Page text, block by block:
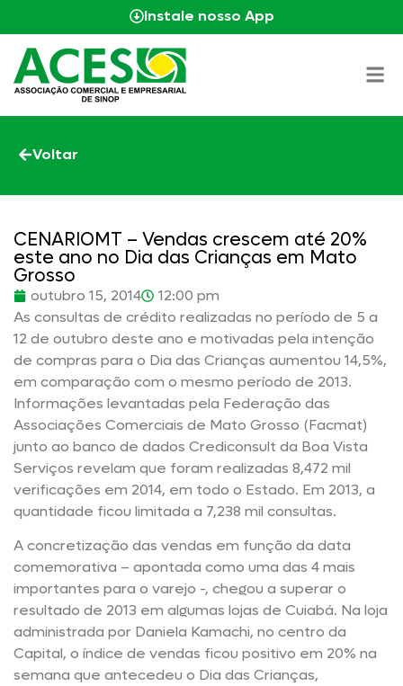
Instale nosso App
Voltar
CENARIOMT – Vendas crescem até 20%
este ano no Dia das Crianças em Mato
Grosso
outubro 15, 2014
12:00 pm
As consultas de crédito realizadas no período de 5 a
12 de outubro deste ano e motivadas pela intenção
de compras para o Dia das Crianças aumentou 14,5%,
em comparação com o mesmo período de 2013.
Informações levantadas pela Federação das
Associações Comerciais de Mato Grosso (Facmat)
junto ao banco de dados Crediconsult da Boa Vista
Serviços revelam que foram realizadas 8,472 mil
verificações em 2014, em todo o Estado. Em 2013, a
quantidade ficou limitada a 7,238 mil consultas.
A concretização das vendas em função da data
comemorativa – apontada como uma das 4 mais
importantes para o varejo -, chegou a superar o
resultado de 2013 em algumas lojas de Cuiabá. Na loja
administrada por Daniela Kamachi, no centro da
Capital, o índice de vendas ficou positivo em 20% na
semana que antecedeu o Dia das Crianças,